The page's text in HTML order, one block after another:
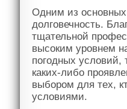
Одним из
долговечность.
тщательной
высоким уровнем
погодных условий,
каких-либо
выбором для тех,
условиями.